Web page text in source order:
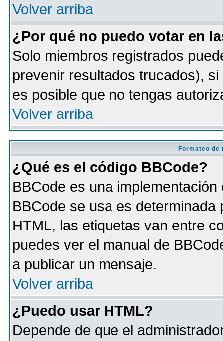
Volver arriba
¿Por qué no puedo votar en
Solo miembros registrados
prevenir resultados trucados),
es posible que no tengas
Volver arriba
Formateo de
¿Qué es el código BBCode?
BBCode es una
BBCode se usa es
HTML, las etiquetas van entre
puedes ver el manual de
a publicar un mensaje.
Volver arriba
¿Puedo usar HTML?
Depende de que el